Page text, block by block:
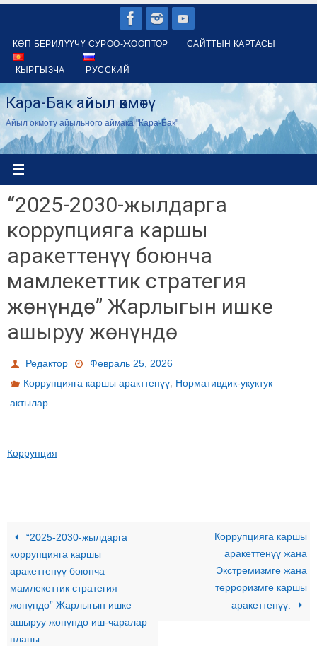
contentКӨП БЕРИЛҮҮЧҮ СУРОО-ЖООПТОР САЙТТЫН КАРТАСЫ
КЫРГЫЗЧА РУССКИЙ
Кара-Бак айыл өкмөтү
Айыл окмоту айыльного аймака "Кара-Бак"
“2025-2030-жылдарга
коррупцияга каршы
аракеттенүү боюнча
мамлекеттик стратегия
жөнүндө” Жарлыгын ишке
ашыруу жөнүндө
Редактор
Февраль 25, 2026
Коррупцияга каршы аракттенүү, Нормативдик-укуктук
актылар
Коррупция
“2025-2030-жылдарга
коррупцияга каршы
аракеттенүү боюнча
мамлекеттик стратегия
жөнүндө” Жарлыгын ишке
ашыруу жөнүндө иш-чаралар
планы
Коррупцияга каршы
аракеттенүү жана
Экстремизмге жана
терроризмге каршы
аракеттенүү.